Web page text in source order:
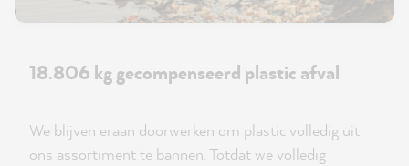
18.806 kg gecompenseerd plastic afval
We blijven eraan doorwerken om plastic volledig uit
ons assortiment te bannen. Totdat we volledig